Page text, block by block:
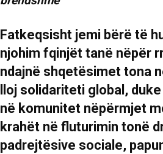
Fatkeqsisht jemi bërë të
njohim fqinjët tanë nëpër
ndajnë shqetësimet tona
lloj solidariteti global,
në komunitet nëpërmjet
krahët në fluturimin tonë
padrejtësive sociale,